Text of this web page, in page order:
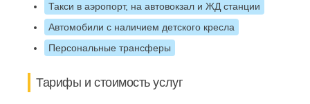
Такси в аэропорт, на автовокзал и ЖД станции
Автомобили с наличием детского кресла
Персональные трансферы
Тарифы и стоимость услуг